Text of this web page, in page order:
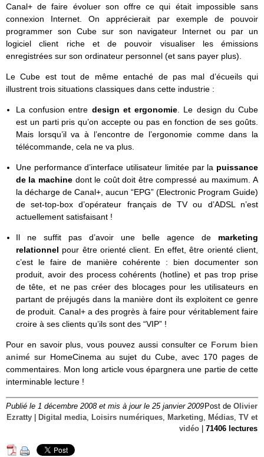
Canal+ de faire évoluer son offre ce qui était impossible sans
connexion Internet. On apprécierait par exemple de pouvoir
programmer son Cube sur son navigateur Internet ou par un
logiciel client riche et de pouvoir visualiser les émissions
enregistrées sur son ordinateur personnel (et sans payer plus).
Le Cube est tout de même entaché de pas mal d’écueils qui
illustrent trois situations classiques dans cette industrie :
La confusion entre design et ergonomie . Le design du Cube
est un parti pris qu’on accepte ou pas en fonction de ses goûts.
Mais lorsqu’il va à l’encontre de l’ergonomie comme dans la
télécommande, cela ne va plus.
Une performance d’interface utilisateur limitée par la puissance
de la machine dont le coût doit être compressé au maximum. A
la décharge de Canal+, aucun “EPG” (Electronic Program Guide)
de set-top-box d’opérateur français de TV ou d’ADSL n’est
actuellement satisfaisant !
Il ne suffit pas d’avoir une belle agence de marketing
relationnel pour être orienté client. En effet, être orienté client,
c’est le faire de manière cohérente : bien documenter son
produit, avoir des process cohérents (hotline) et pas trop prise
de tête, et ne pas créer des blocages pour les utilisateurs en
partant de préjugés dans la manière dont ils exploitent ce genre
de produit. Canal+ a des progrès à faire pour véritablement faire
croire à ses clients qu’ils sont des “VIP” !
Pour en savoir plus, vous pouvez aussi consulter ce Forum bien
animé sur HomeCinema au sujet du Cube, avec 170 pages de
commentaires. Mon long article vous épargnera une partie de cette
interminable lecture !
Publié le 1 décembre 2008 et mis à jour le 25 janvier 2009 Post de Olivier
Ezratty
Digital media, Loisirs numériques, Marketing, Médias, TV et
vidéo
71406 lectures